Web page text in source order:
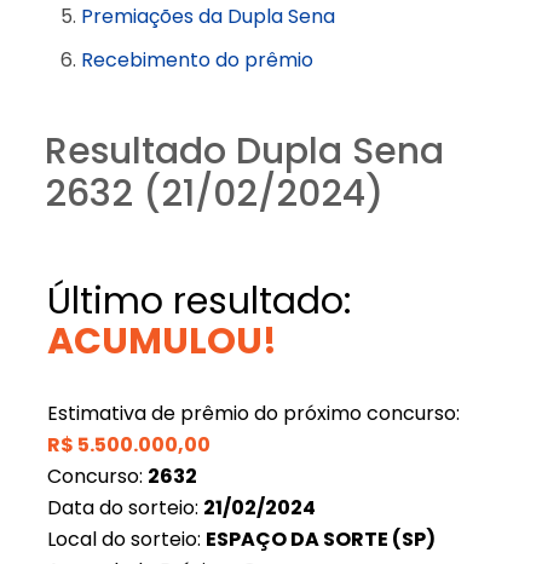
Premiações da Dupla Sena
Recebimento do prêmio
Resultado Dupla Sena
2632 (21/02/2024)
Último resultado:
ACUMULOU!
Estimativa de prêmio do próximo concurso:
R$ 5.500.000,00
Concurso: 2632
Data do sorteio: 21/02/2024
Local do sorteio: ESPAÇO DA SORTE (SP)